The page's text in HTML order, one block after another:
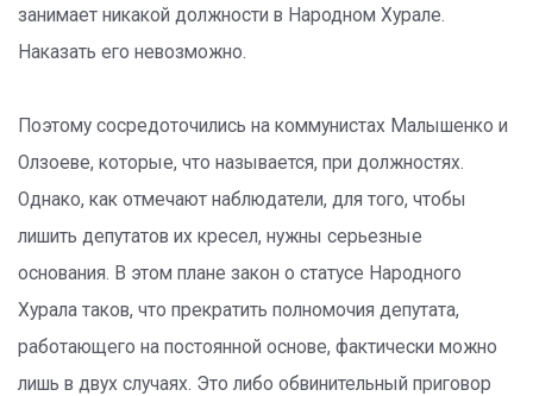
занимает никакой должности в Народном Хурале.
Наказать его невозможно.
Поэтому сосредоточились на коммунистах Малышенко и
Олзоеве, которые, что называется, при должностях.
Однако, как отмечают наблюдатели, для того, чтобы
лишить депутатов их кресел, нужны серьезные
основания. В этом плане закон о статусе Народного
Хурала таков, что прекратить полномочия депутата,
работающего на постоянной основе, фактически можно
лишь в двух случаях. Это либо обвинительный приговор